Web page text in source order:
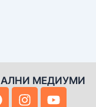
МЕДИУМИ
I
Y